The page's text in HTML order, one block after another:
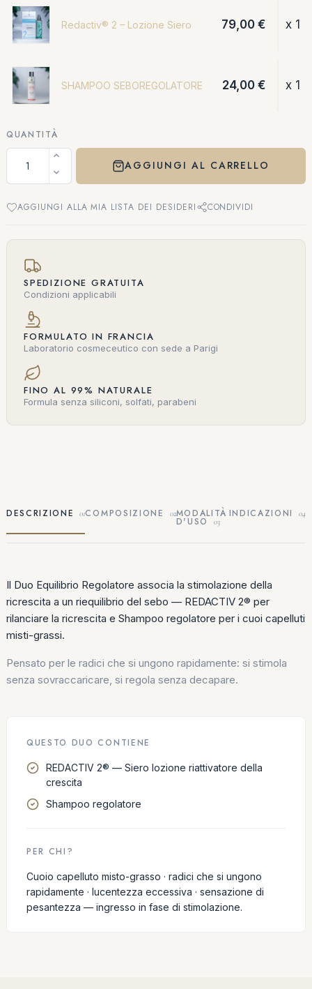
Redactiv® 2 – Lozione Siero 79,00 € x 1
SHAMPOO SEBOREGOLATORE 24,00 € x 1
QUANTITÀ
AGGIUNGI AL CARRELLO
AGGIUNGI ALLA MIA LISTA DEI DESIDERI CONDIVIDI
SPEDIZIONE GRATUITA
Condizioni applicabili
FORMULATO IN FRANCIA
Laboratorio cosmeceutico con sede a Parigi
FINO AL 99% NATURALE
Formula senza siliconi, solfati, parabeni
DESCRIZIONE 01COMPOSIZIONE 02MODALITÀ
D'USO 03
INDICAZIONI 04
Il Duo Equilibrio Regolatore associa la stimolazione della
ricrescita a un riequilibrio del sebo — REDACTIV 2® per
rilanciare la ricrescita e Shampoo regolatore per i cuoi capelluti
misti-grassi.
Pensato per le radici che si ungono rapidamente: si stimola
senza sovraccaricare, si regola senza decapare.
QUESTO DUO CONTIENE
REDACTIV 2® — Siero lozione riattivatore della
crescita
Shampoo regolatore
PER CHI?
Cuoio capelluto misto-grasso · radici che si ungono
rapidamente · lucentezza eccessiva · sensazione di
pesantezza — ingresso in fase di stimolazione.